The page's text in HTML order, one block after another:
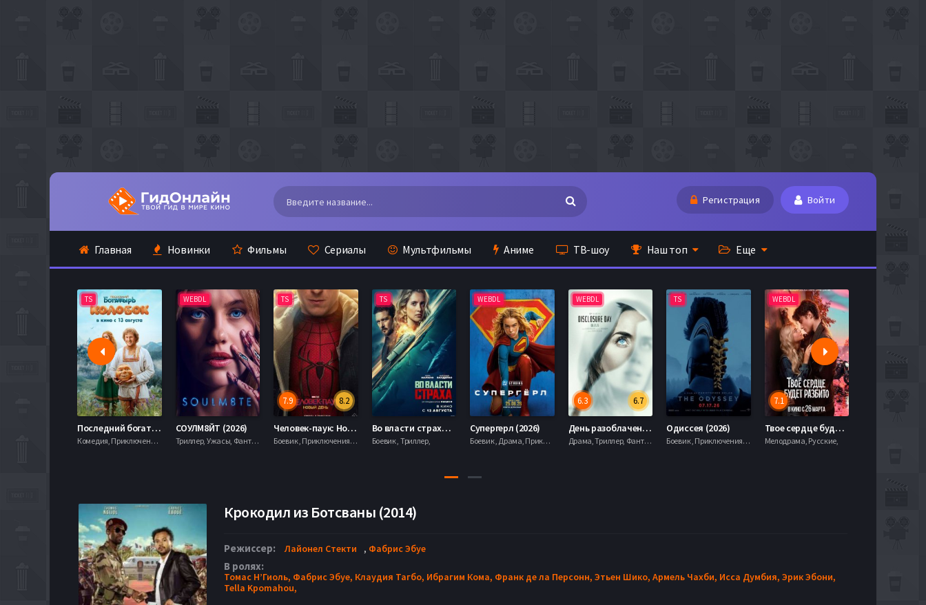
Регистрация Войти
Главная Новинки Фильмы Сериалы Мультфильмы Аниме ТВ-шоу Наш топ Еще
WEBDL
СОУЛМ8ЙТ (2026)
Триллер, Ужасы, Фантастика,
TS
8.2
7.9
Боевик , Приключения, Фантастика, Фэнтези,
TS
Во власти страха (2026)
Боевик , Триллер,
WEBDL
Супергерл (2026)
WEBDL
6.7
Драма, Триллер, Фантастика,
TS
Одиссея (2026)
Боевик , Приключения, Фэнтези,
WEBDL
7.1
Мелодрама, Русские,
TS
Моана (2026)
Крокодил из Ботсваны (2014)
Режиссер: Лайонел Стекти , Фабрис Эбуе
В ролях:
Томас Н’Гиоль, Фабрис Эбуе, Клаудия Тагбо, Ибрагим Кома, Франк де ла Персонн, Этьен Шико, Армель Чахби, Исса Думбия, Эрик Эбони,
Tella Kpomahou,